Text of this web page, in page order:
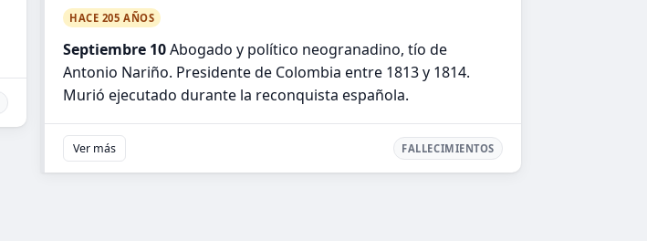
HACE 205 AÑOS
Septiembre 10Abogado y político neogranadino, tío de
Antonio Nariño. Presidente de Colombia entre 1813 y 1814.
Murió ejecutado durante la reconquista española.
Ver más FALLECIMIENTOS